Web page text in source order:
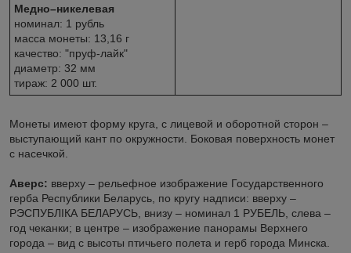
Медно–никелевая
номинал: 1 рубль
масса монеты: 13,16 г
качество: "пруф-лайк"
диаметр: 32 мм
тираж: 2 000 шт.
Монеты имеют форму круга, с лицевой и оборотной сторон –
выступающий кант по окружности. Боковая поверхность монет
с насечкой.
Аверс: вверху – рельефное изображение Государственного
герба Республики Беларусь, по кругу надписи: вверху –
РЭСПУБЛІКА БЕЛАРУСЬ, внизу – номинал 1 РУБЕЛЬ, слева –
год чеканки; в центре – изображение панорамы Верхнего
города – вид с высоты птичьего полета и герб города Минска.